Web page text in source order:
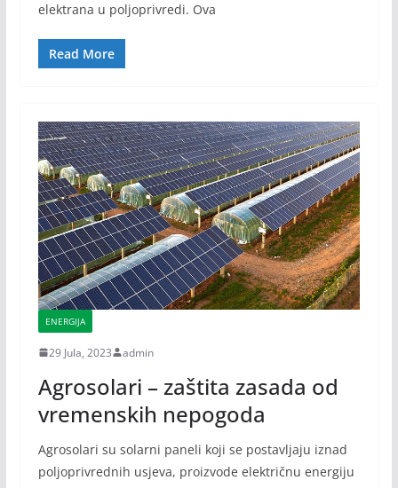
elektrana u poljoprivredi. Ova
Read More
ENERGIJA
29 Jula, 2023 admin
Agrosolari – zaštita zasada od
vremenskih nepogoda
Agrosolari su solarni paneli koji se postavljaju iznad
poljoprivrednih usjeva, proizvode električnu energiju